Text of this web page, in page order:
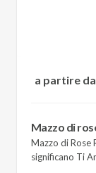
a partire da
Mazzo di
Mazzo di Rose
significano Ti